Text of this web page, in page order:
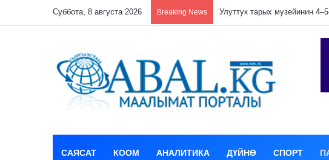
Суббота, 8 августа 2026 Breaking News Кулпунай эзилип даамын
САЯСАТ КООМ АНАЛИТИКА ДҮЙНӨ СПОРТ